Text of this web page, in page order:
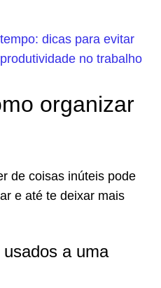
dicas para evitar
no trabalho
organizar
de coisas inúteis pode
e até te deixar mais
a uma